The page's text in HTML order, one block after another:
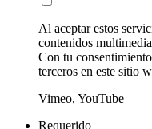
Al aceptar estos
contenidos
Con tu
terceros en este sitio
Vimeo, YouTube
Requerido